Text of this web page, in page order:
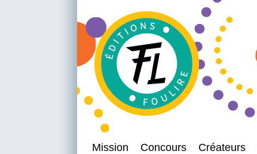
Mission Concours Créateurs